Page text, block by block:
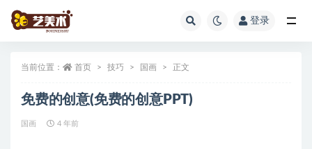
登录
当前位置： 首页 技巧 国画 正文
免费的创意(免费的创意PPT)
国画 4 年前